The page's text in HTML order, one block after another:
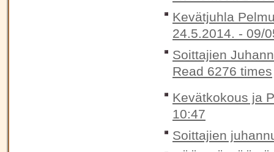
Kevätjuhla
24.5.2014. - 09/
Soittajien
Read 6276 times
Kevätkokous ja
10:47
Soittajien